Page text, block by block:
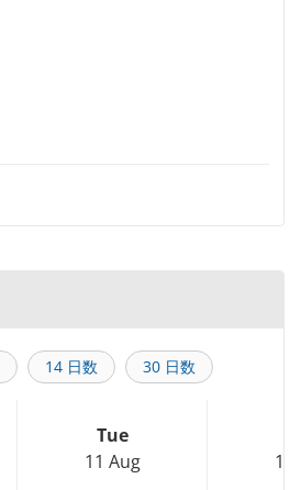
14 日数 30 日数
Tue
11 Aug
12